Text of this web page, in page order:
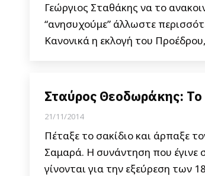
Γεώργιος Σταθάκης να το
“ανησυχούμε” άλλωστε
Κανονικά η εκλογή του
Σταύρος Θεοδωράκης: Το
21/11/2014
Πέταξε το σακίδιο και άρπαξε
Σαμαρά. Η συνάντηση που έγινε
γίνονται για την εξεύρεση των